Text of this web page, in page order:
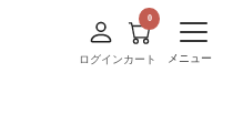
ログインカート メニュー